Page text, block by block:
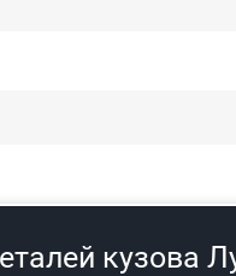
кузова